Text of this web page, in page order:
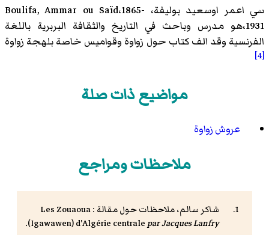
سي اعمر اوسعيد بوليفة
، Boulifa, Ammar ou Saïd،1865-
1931،هو مدرس وباحث في التاريخ والثقافة البربرية باللغة
الفرنسية وقد الف كتاب حول زواوة وقواميس خاصة بلهجة زواوة
[4]
مواضيع ذات صلة
عروش زواوة
ملاحظات ومراجع
شاكر سالم، ملاحظات حول مقالة :Les Zouaoua
(Igawawen) d'Algérie centrale par Jacques Lanfry.